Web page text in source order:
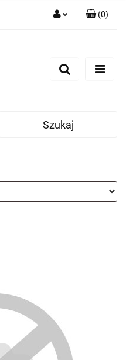
Zarejestruj się
(0)
Szukaj